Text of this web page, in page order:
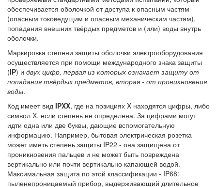
обеспечивается оболочкой от доступа к опасным частям
(опасным токоведущим и опасным механическим частям),
попадания внешних твёрдых предметов и (или) воды внутрь
оболочки.
Маркировка степени защиты оболочки электрооборудования
осуществляется при помощи международного знака защиты
(IP) и двух цифр, первая из которых означает защиту от
попадания твёрдых предметов, вторая - от проникновения
воды.
Код имеет вид IPXX, где на позициях X находятся цифры, либо
символ X, если степень не определена. За цифрами могут
идти одна или две буквы, дающие вспомогательную
информацию. Например, бытовая электрическая розетка
может иметь степень защиты IP22 - она защищена от
проникновения пальцев и не может быть повреждена
вертикально или почти вертикально капающей водой.
Максимальная защита по этой классификации - IP68:
пыленепроницаемый прибор, выдерживающий длительное